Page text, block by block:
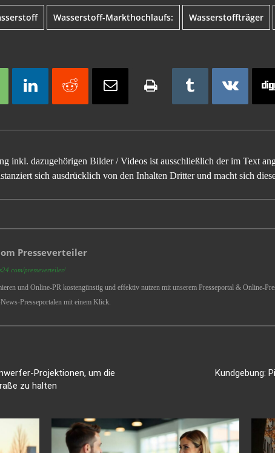
Wasserstoff-Markthochlaufs: Wasserstoffträger
inkl. dazugehörigen Bilder / Videos ist ausschließlich der im Text
sich ausdrücklich von den Inhalten Dritter und macht sich
Presseverteiler
presseverteiler/
und Online-PR kostengünstig und effektiv nutzen mit unserem Presseportal & Online-
Presseportalen mit einem Klick.
Projektionen, um die
zu halten
Kundgebung: